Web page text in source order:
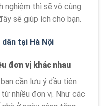
nghiệm thì sẽ vô cùng
sẽ giúp ích cho bạn.
tại Hà Nội
đơn vị khác nhau
cần lưu ý đầu tiên
nhiều đơn vị. Như các